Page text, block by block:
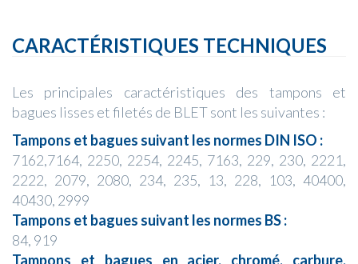
CARACTÉRISTIQUES TECHNIQUES
Les principales caractéristiques des tampons et
bagues lisses et filetés de BLET sont les suivantes :
Tampons et bagues suivant les normes DIN ISO :
7162,7164, 2250, 2254, 2245, 7163, 229, 230, 2221,
2222, 2079, 2080, 234, 235, 13, 228, 103, 40400,
40430, 2999
Tampons et bagues suivant les normes BS :
84, 919
Tampons et bagues en acier, chromé, carbure,